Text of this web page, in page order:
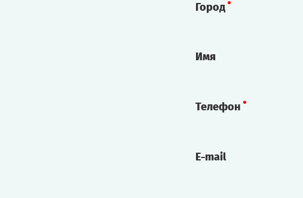
Город
Имя
Телефон
E-mail